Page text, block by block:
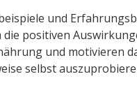
und
die positiven
und motivieren
selbst